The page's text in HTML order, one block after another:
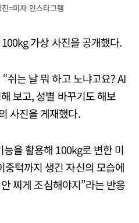
=미자 인스타그램
가상 사진을 공개했다.
쉬는 날 뭐 하고 노냐고요? AI
보고, 성별 바꾸기도 해보
사진을 게재했다.
을 활용해 100kg로 변한 미
턱까지 생긴 자신의 모습에
찌게 조심해야지”라는 반응